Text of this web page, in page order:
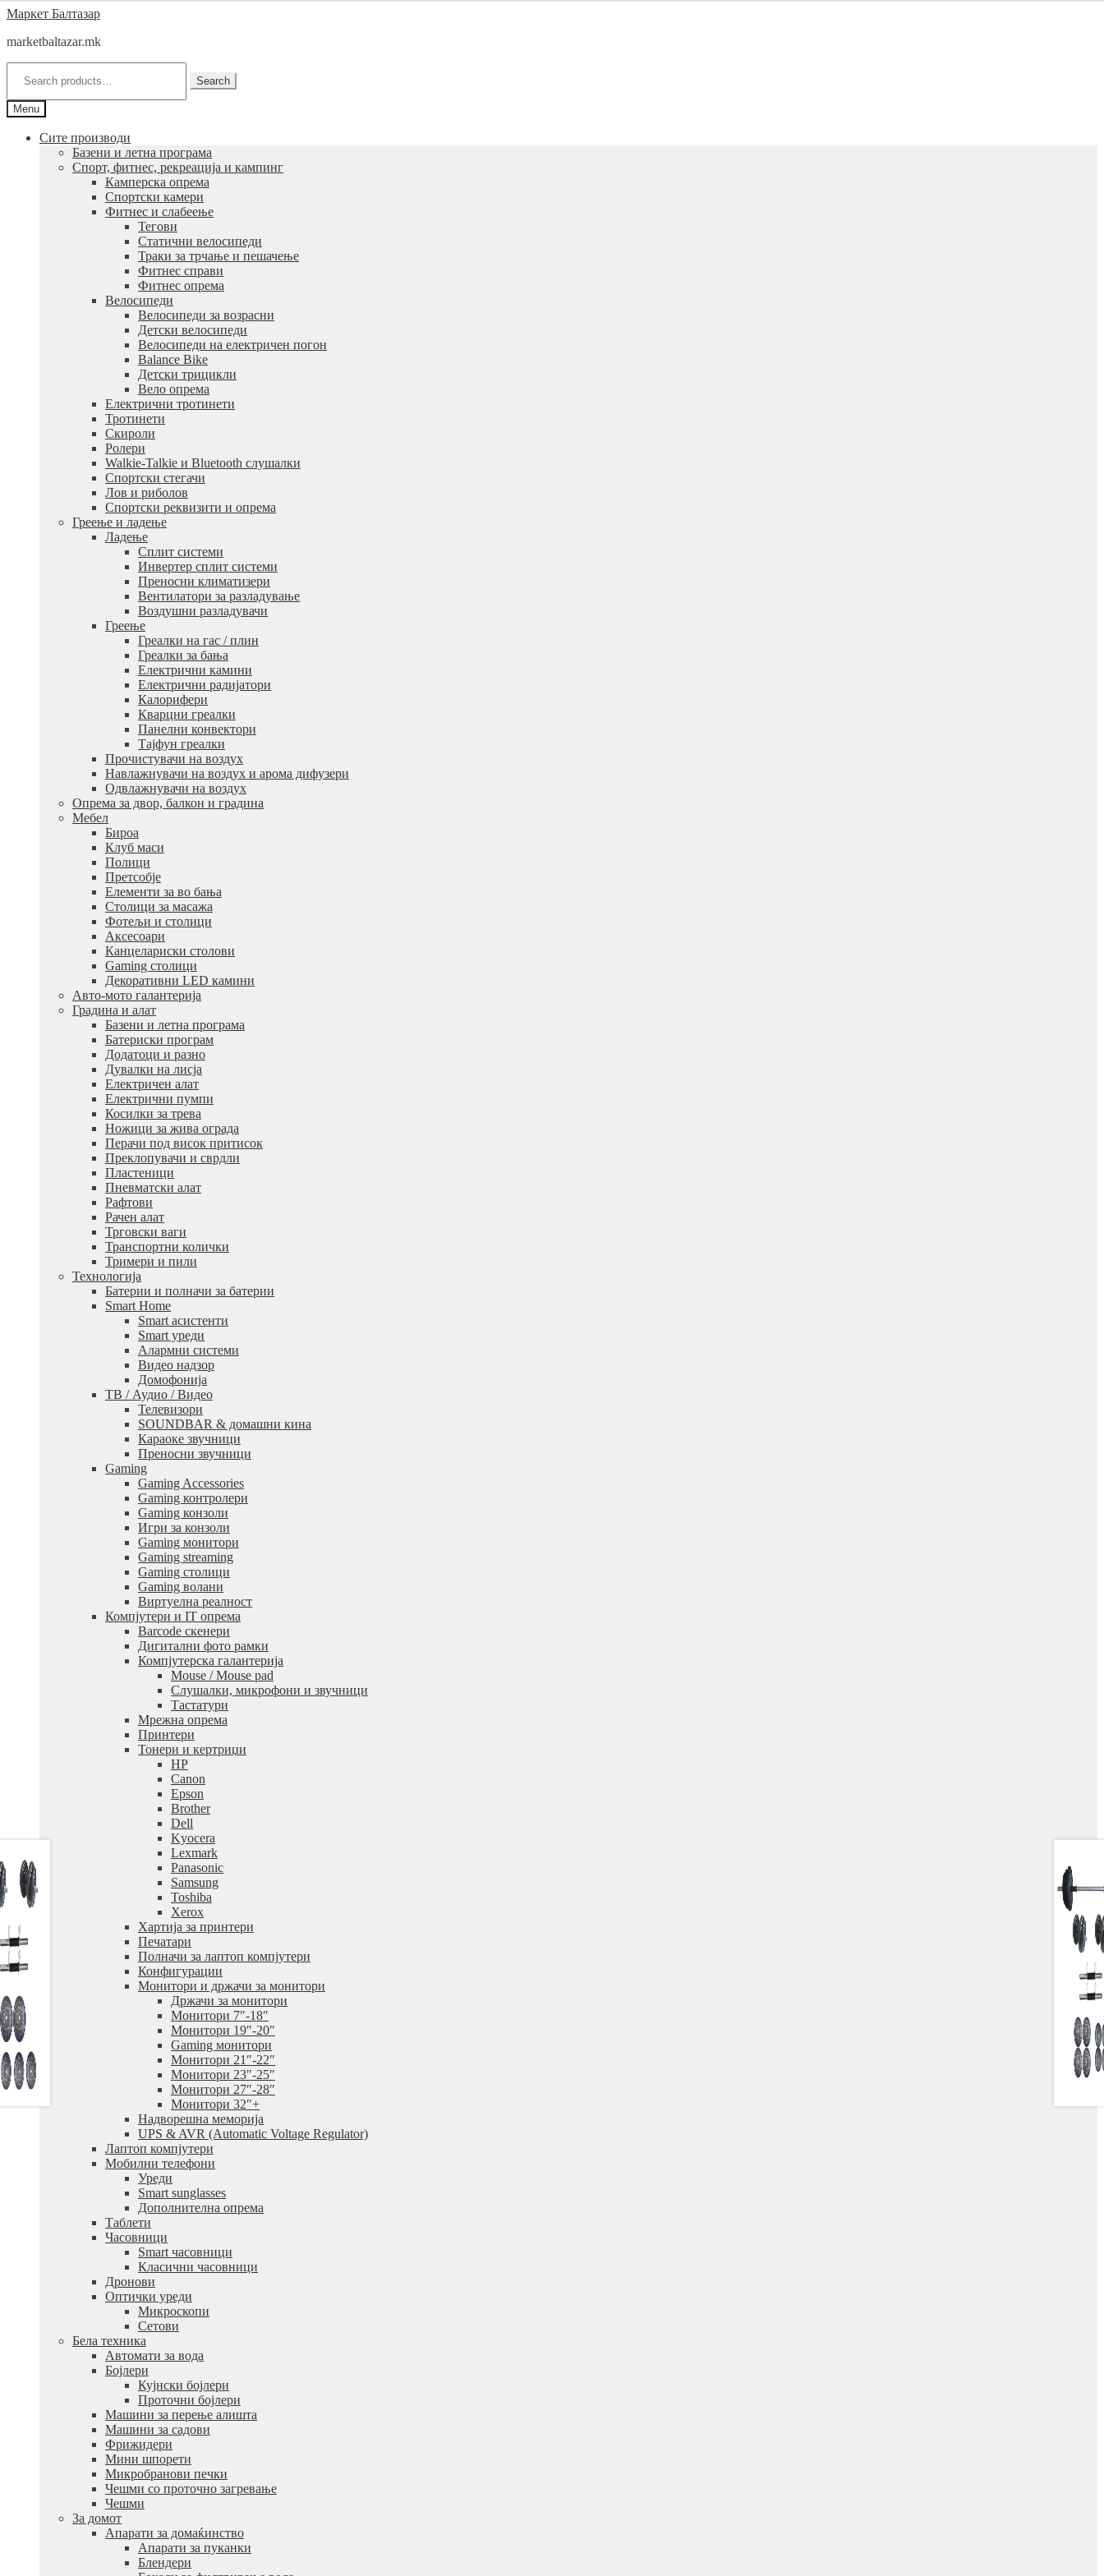
Skip
navigation
Skip
content
Маркет Балтазар
marketbaltazar.mk
Search
Menu
Сите производи
Базени и летна програма
Спорт, фитнес, рекреација и кампинг
Камперска опрема
Спортски камери
Фитнес и слабеење
Тегови
Статични велосипеди
Траки за трчање и пешачење
Фитнес справи
Фитнес опрема
Велосипеди
Велосипеди за возрасни
Детски велосипеди
Велосипеди на електричен погон
Balance Bike
Детски трицикли
Вело опрема
Електрични тротинети
Тротинети
Скироли
Ролери
Walkie-Talkie и Bluetooth слушалки
Спортски стегачи
Лов и риболов
Спортски реквизити и опрема
Греење и ладење
Ладење
Сплит системи
Инвертер сплит системи
Преносни климатизери
Вентилатори за разладување
Воздушни разладувачи
Греење
Греалки на гас / плин
Греалки за бања
Електрични камини
Електрични радијатори
Калорифери
Кварцни греалки
Панелни конвектори
Тајфун греалки
Прочистувачи на воздух
Навлажнувачи на воздух и арома дифузери
Одвлажнувачи на воздух
Опрема за двор, балкон и градина
Мебел
Бироа
Клуб маси
Полици
Претсобје
Елементи за во бања
Столици за масажа
Фотељи и столици
Аксесоари
Канцелариски столови
Gaming столици
Декоративни LED камини
Авто-мото галантерија
Градина и алат
Базени и летна програма
Батериски програм
Додатоци и разно
Дувалки на лисја
Електричен алат
Електрични пумпи
Косилки за трева
Ножици за жива ограда
Перачи под висок притисок
Преклопувачи и сврдли
Пластеници
Пневматски алат
Рафтови
Рачен алат
Трговски ваги
Транспортни колички
Тримери и пили
Технологија
Батерии и полначи за батерии
Smart Home
Smart асистенти
Smart уреди
Алармни системи
Видео надзор
Домофонија
ТВ / Аудио / Видео
Телевизори
SOUNDBAR & домашни кина
Караоке звучници
Преносни звучници
Gaming
Gaming Accessories
Gaming контролери
Gaming конзоли
Игри за конзоли
Gaming монитори
Gaming streaming
Gaming столици
Gaming волани
Виртуелна реалност
Компјутери и IT опрема
Barcode скенери
Дигитални фото рамки
Компјутерска галантерија
Mouse / Mouse pad
Слушалки, микрофони и звучници
Тастатури
Мрежна опрема
Принтери
Тонери и кертриџи
HP
Canon
Epson
Brother
Dell
Kyocera
Lexmark
Panasonic
Samsung
Toshiba
Xerox
Хартија за принтери
Печатари
Полначи за лаптоп компјутери
Конфигурации
Монитори и држачи за монитори
Држачи за монитори
Монитори 7″-18″
Монитори 19″-20″
Gaming монитори
Монитори 21″-22″
Монитори 23″-25″
Монитори 27″-28″
Монитори 32″+
Надворешна меморија
UPS & AVR (Automatic Voltage Regulator)
Лаптоп компјутери
Мобилни телефони
Уреди
Smart sunglasses
Дополнителна опрема
Таблети
Часовници
Smart часовници
Класични часовници
Дронови
Оптички уреди
Микроскопи
Сетови
Бела техника
Автомати за вода
Бојлери
Кујнски бојлери
Проточни бојлери
Машини за перење алишта
Машини за садови
Фрижидери
Мини шпорети
Микробранови печки
Чешми со проточно загревање
Чешми
За домот
Апарати за домаќинство
Апарати за пуканки
Блендери